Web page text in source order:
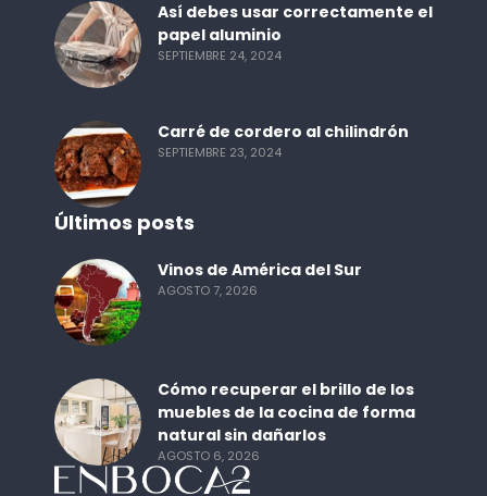
Así debes usar correctamente el
papel aluminio
SEPTIEMBRE 24, 2024
Carré de cordero al chilindrón
SEPTIEMBRE 23, 2024
Últimos posts
Vinos de América del Sur
AGOSTO 7, 2026
Cómo recuperar el brillo de los
muebles de la cocina de forma
natural sin dañarlos
AGOSTO 6, 2026